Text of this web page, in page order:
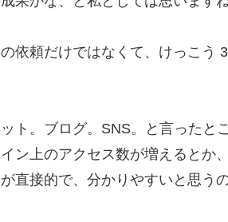
依頼だけではなくて、けっこう
ト。ブログ。SNS。と言ったと
ン上のアクセス数が増えるとか
直接的で、分かりやすいと思うの